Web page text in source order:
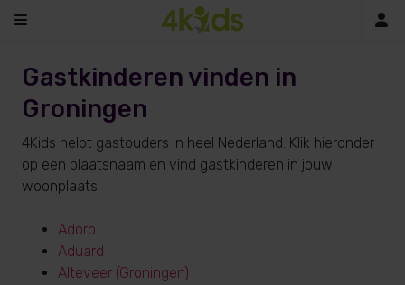
Gastkinderen vinden in
Groningen
4Kids helpt gastouders in heel Nederland. Klik hieronder
op een plaatsnaam en vind gastkinderen in jouw
woonplaats.
Adorp
Aduard
Alteveer (Groningen)